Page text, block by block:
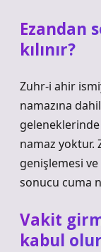
Ezandan
kılınır?
Zuhr-i ahir
namazına
namaz yoktur.
genişlemesi
sonucu cuma
Vakit
kabul